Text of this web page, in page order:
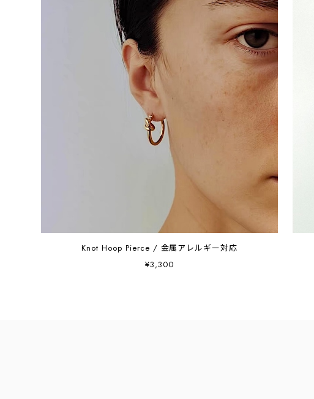
Knot Hoop Pierce / 金属アレルギー対応
¥3,300